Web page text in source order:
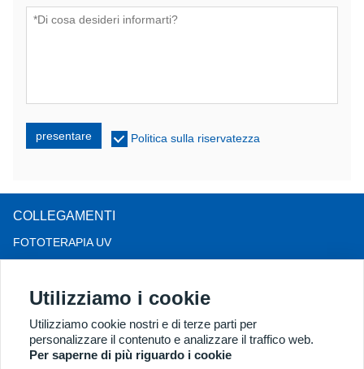
presentare Politica sulla riservatezza
COLLEGAMENTI
FOTOTERAPIA UV
TERAPIA PER LA CADUTA DEI CAPELLI LLLT
COLPOSCOPIO
ALTRI PRODOTTI
Utilizziamo i cookie
Utilizziamo cookie nostri e di terze parti per
personalizzare il contenuto e analizzare il traffico web.
Per saperne di più riguardo i cookie